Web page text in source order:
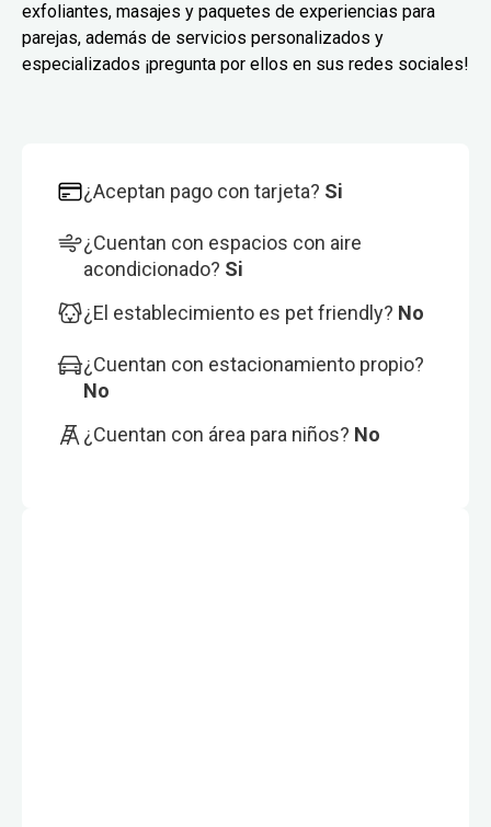
exfoliantes, masajes y paquetes de experiencias para
parejas, además de servicios personalizados y
especializados ¡pregunta por ellos en sus redes sociales!
¿Aceptan pago con tarjeta? Si
¿Cuentan con espacios con aire
acondicionado? Si
¿El establecimiento es pet friendly? No
¿Cuentan con estacionamiento propio?
No
¿Cuentan con área para niños? No